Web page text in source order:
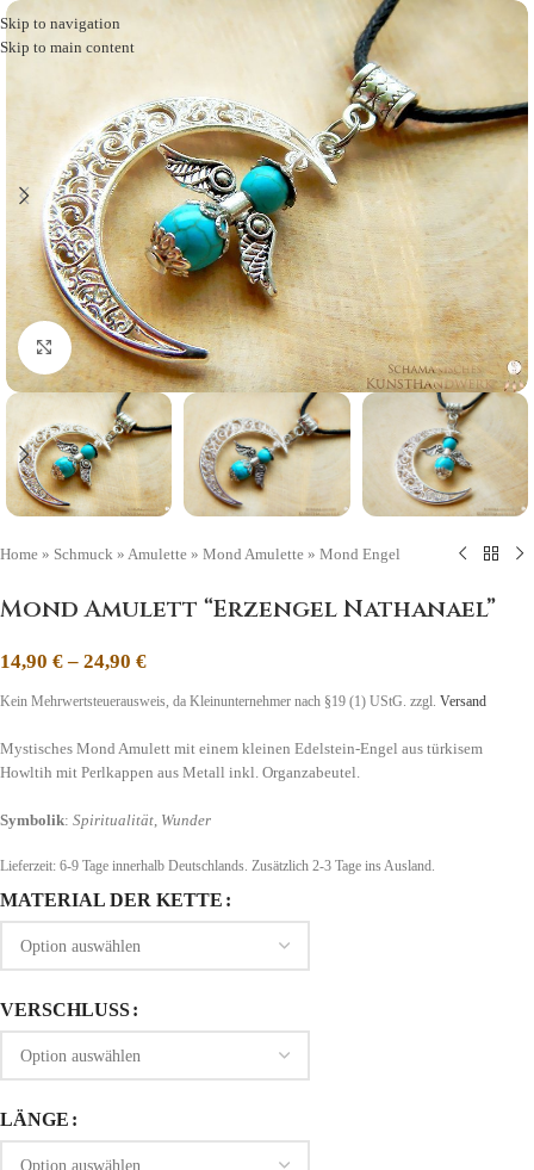
Skip to navigation
Skip to main content
Click to enlarge
Home » Schmuck » Amulette » Mond Amulette » Mond Engel
Mond Amulett “Erzengel Nathanael”
14,90 €– 24,90 €
Kein Mehrwertsteuerausweis, da Kleinunternehmer nach §19 (1) UStG. zzgl. Versand
Mystisches Mond Amulett mit einem kleinen Edelstein-Engel aus türkisem
Howltih mit Perlkappen aus Metall inkl. Organzabeutel.
Symbolik: Spiritualität Wunder
Lieferzeit: 6-9 Tage innerhalb Deutschlands. Zusätzlich 2-3 Tage ins Ausland.
MATERIAL DER KETTE
VERSCHLUSS
LÄNGE